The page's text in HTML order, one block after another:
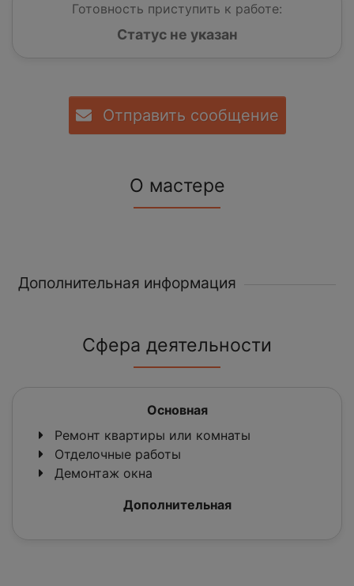
Готовность приступить к работе:
Статус не указан
Отправить сообщение
О мастере
Дополнительная информация
Сфера деятельности
Основная
Ремонт квартиры или комнаты
Отделочные работы
Демонтаж окна
Дополнительная